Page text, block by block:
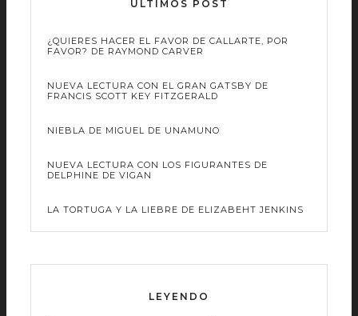
ÚLTIMOS POST
¿QUIERES HACER EL FAVOR DE CALLARTE, POR
FAVOR? DE RAYMOND CARVER
NUEVA LECTURA CON EL GRAN GATSBY DE
FRANCIS SCOTT KEY FITZGERALD
NIEBLA DE MIGUEL DE UNAMUNO
NUEVA LECTURA CON LOS FIGURANTES DE
DELPHINE DE VIGAN
LA TORTUGA Y LA LIEBRE DE ELIZABEHT JENKINS
LEYENDO